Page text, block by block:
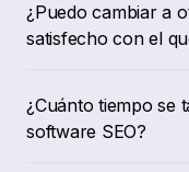
¿Puedo cambiar a
satisfecho con el
¿Cuánto tiempo se
software SEO?